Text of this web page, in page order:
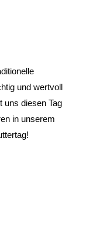
und wertvoll
uns diesen Tag
in unserem